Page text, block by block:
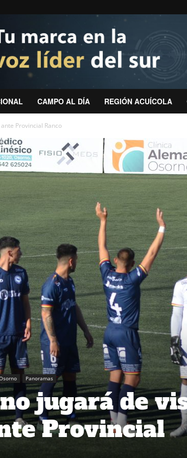
CAMPO AL DÍA REGIÓN ACUÍCOLA
Provincial Ranco
Panoramas
jugará de
Provincial